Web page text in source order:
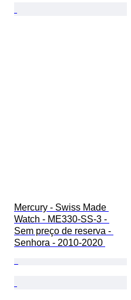
Mercury - Swiss Made
Watch - ME330-SS-3 -
Sem preço de reserva -
Senhora - 2010-2020